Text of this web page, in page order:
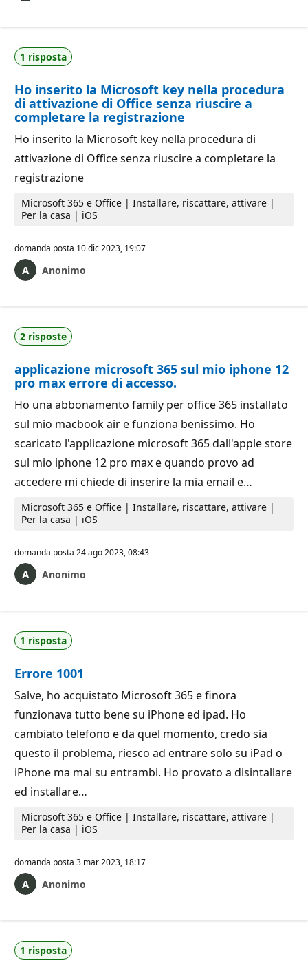
1 risposta
Ho inserito la Microsoft key nella procedura
di attivazione di Office senza riuscire a
completare la registrazione
Ho inserito la Microsoft key nella procedura di
attivazione di Office senza riuscire a completare la
registrazione
Microsoft 365 e Office | Installare, riscattare, attivare |
Per la casa | iOS
domanda posta 10 dic 2023, 19:07
Anonimo
2 risposte
applicazione microsoft 365 sul mio iphone 12
pro max errore di accesso.
Ho una abbonamento family per office 365 installato
sul mio macbook air e funziona benissimo. Ho
scaricato l'applicazione microsoft 365 dall'apple store
sul mio iphone 12 pro max e quando provo ad
accedere mi chiede di inserire la mia email e…
Microsoft 365 e Office | Installare, riscattare, attivare |
Per la casa | iOS
domanda posta 24 ago 2023, 08:43
Anonimo
1 risposta
Errore 1001
Salve, ho acquistato Microsoft 365 e finora
funzionava tutto bene su iPhone ed ipad. Ho
cambiato telefono e da quel momento, credo sia
questo il problema, riesco ad entrare solo su iPad o
iPhone ma mai su entrambi. Ho provato a disintallare
ed installare…
Microsoft 365 e Office | Installare, riscattare, attivare |
Per la casa | iOS
domanda posta 3 mar 2023, 18:17
Anonimo
1 risposta